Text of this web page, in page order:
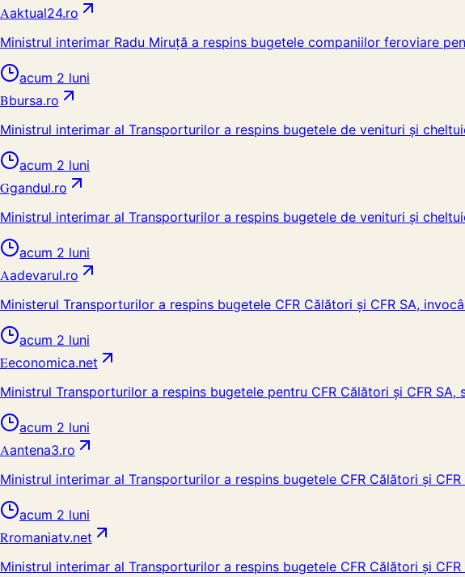
Aaktual24.ro
Ministrul interimar Radu Miruță a respins bugetele companiilor feroviare
acum 2 luni
Bbursa.ro
Ministrul interimar al Transporturilor a respins bugetele de venituri și
acum 2 luni
Ggandul.ro
Ministrul interimar al Transporturilor a respins bugetele de venituri și
acum 2 luni
Aadevarul.ro
Ministerul Transporturilor a respins bugetele CFR Călători și CFR SA,
acum 2 luni
Eeconomica.net
Ministrul Transporturilor a respins bugetele pentru CFR Călători și CFR
acum 2 luni
Aantena3.ro
Ministrul interimar al Transporturilor a respins bugetele CFR Călători și
acum 2 luni
Rromaniatv.net
Ministrul interimar al Transporturilor a respins bugetele CFR Călători și